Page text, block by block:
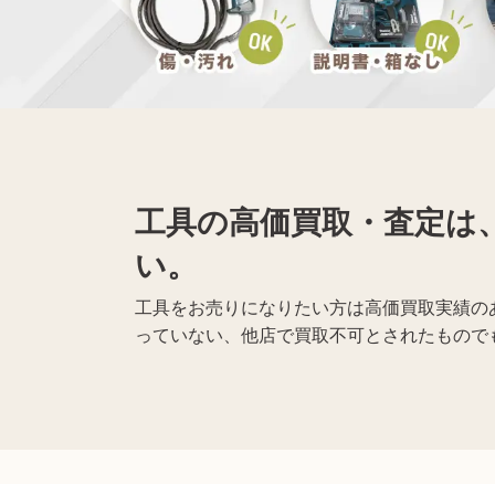
黒電話買取 無線機買取
遺品整理 生前整理
工具の高価買取・査定は
い。
工具をお売りになりたい方は高価買取実績
っていない、他店で買取不可とされたもの